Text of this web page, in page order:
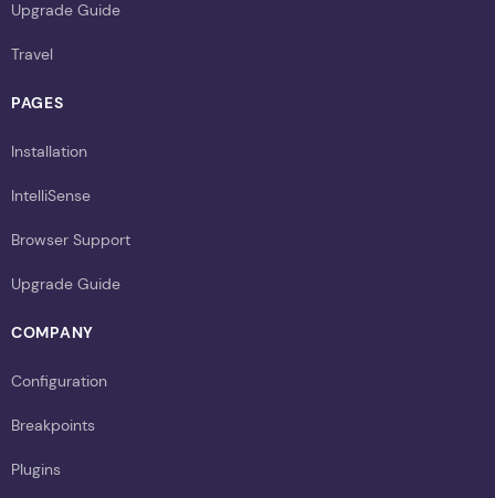
Upgrade Guide
Travel
PAGES
Installation
IntelliSense
Browser Support
Upgrade Guide
COMPANY
Configuration
Breakpoints
Plugins